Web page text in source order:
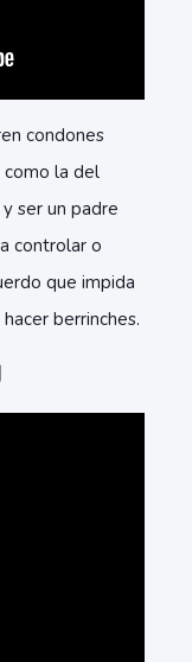
condones
como la del
ser un padre
controlar o
que impida
berrinches.